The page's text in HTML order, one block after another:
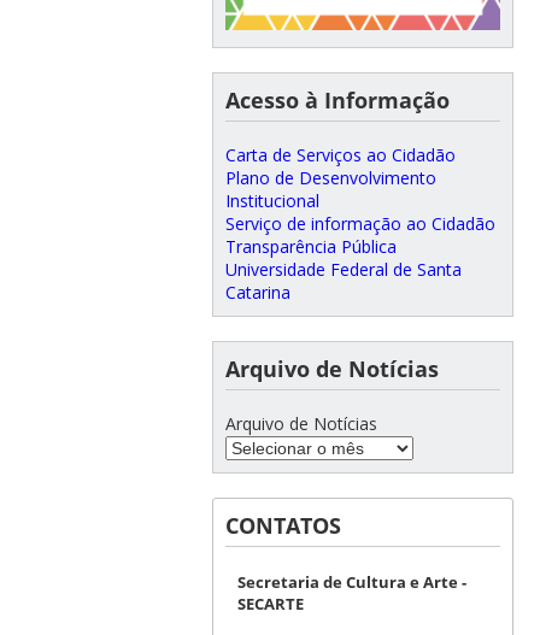
Acesso à Informação
Carta de Serviços ao Cidadão
Plano de Desenvolvimento
Institucional
Serviço de informação ao Cidadão
Transparência Pública
Universidade Federal de Santa
Catarina
Arquivo de Notícias
Arquivo de Notícias
CONTATOS
Secretaria de Cultura e Arte -
SECARTE